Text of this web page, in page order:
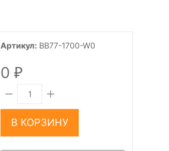
Артикул: BB77-1700-W0
0 ₽
В КОРЗИНУ